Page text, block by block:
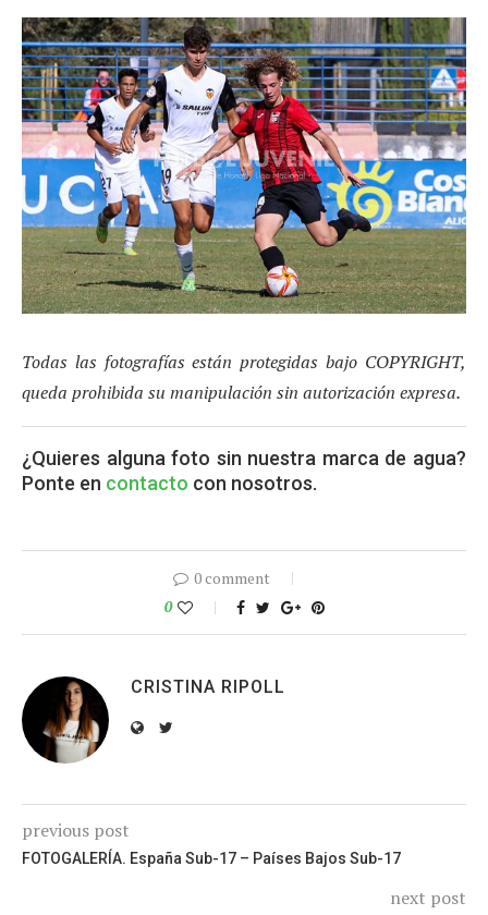
Todas las fotografías están protegidas bajo COPYRIGHT,
queda prohibida su manipulación sin autorización expresa.
¿Quieres alguna foto sin nuestra marca de agua?
Ponte en contacto con nosotros.
0 comment
0
CRISTINA RIPOLL
previous post
FOTOGALERÍA. España Sub-17 – Países Bajos Sub-17
next post